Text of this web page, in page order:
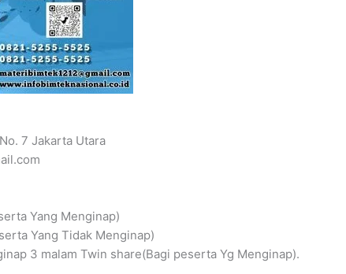
7 Jakarta Utara
Yang Menginap)
Yang Tidak Menginap)
3 malam Twin share(Bagi peserta Yg Menginap).